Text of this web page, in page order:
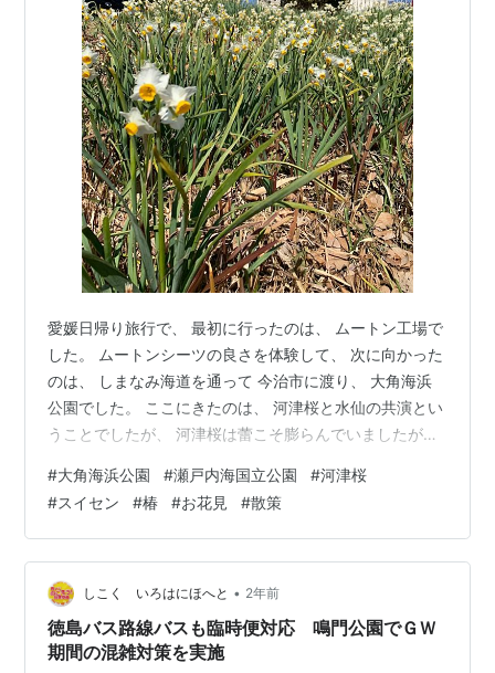
愛媛日帰り旅行で、 最初に行ったのは、 ムートン工場で
した。 ムートンシーツの良さを体験して、 次に向かった
のは、 しまなみ海道を通って 今治市に渡り、 大角海浜
公園でした。 ここにきたのは、 河津桜と水仙の共演とい
うことでしたが、 河津桜は蕾こそ膨らんでいましたが、
です。 展望台にも上がってみました。 ぐるっといい景色
です。 水仙は、河津桜とは展望台を挟んで反対側に たく
さん咲いていました♪ 椿もきれい😍 河津桜はまだ蕾で残
念でしたが、 きっと来週には、 満開に近くなるのではな
いかな？☺️ 海もステキな雰囲気です💓 www.youtube…
#大角海浜公園 #瀬戸内海国立公園 #河津桜
#スイセン #椿 #お花見 #散策
しこく いろはにほへと • 2年前
徳島バス路線バスも臨時便対応 鳴門公園でＧＷ
期間の混雑対策を実施